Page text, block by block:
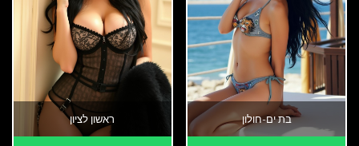
בת ים-חולון ראשון לציון